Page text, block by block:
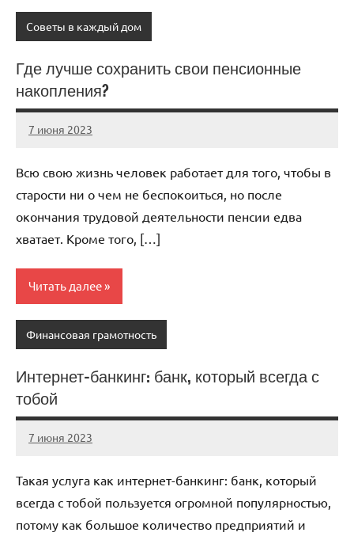
Советы в каждый дом
Где лучше сохранить свои пенсионные
накопления?
7 июня 2023
scuralets_ru
Нет
Всю свою жизнь человек работает для того, чтобы в
старости ни о чем не беспокоиться, но после
окончания трудовой деятельности пенсии едва
хватает. Кроме того, […]
Читать далее
Финансовая грамотность
Интернет-банкинг: банк, который всегда с
тобой
7 июня 2023
scuralets_ru
Нет
Такая услуга как интернет-банкинг: банк, который
всегда с тобой пользуется огромной популярностью,
потому как большое количество предприятий и